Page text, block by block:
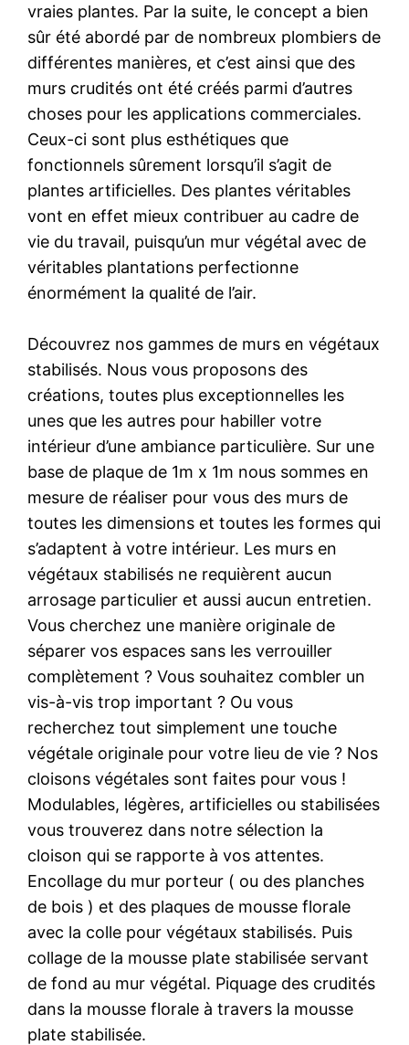
vraies plantes. Par la suite, le concept a bien
sûr été abordé par de nombreux plombiers de
différentes manières, et c’est ainsi que des
murs crudités ont été créés parmi d’autres
choses pour les applications commerciales.
Ceux-ci sont plus esthétiques que
fonctionnels sûrement lorsqu’il s’agit de
plantes artificielles. Des plantes véritables
vont en effet mieux contribuer au cadre de
vie du travail, puisqu’un mur végétal avec de
véritables plantations perfectionne
énormément la qualité de l’air.
Découvrez nos gammes de murs en végétaux
stabilisés. Nous vous proposons des
créations, toutes plus exceptionnelles les
unes que les autres pour habiller votre
intérieur d’une ambiance particulière. Sur une
base de plaque de 1m x 1m nous sommes en
mesure de réaliser pour vous des murs de
toutes les dimensions et toutes les formes qui
s’adaptent à votre intérieur. Les murs en
végétaux stabilisés ne requièrent aucun
arrosage particulier et aussi aucun entretien.
Vous cherchez une manière originale de
séparer vos espaces sans les verrouiller
complètement ? Vous souhaitez combler un
vis-à-vis trop important ? Ou vous
recherchez tout simplement une touche
végétale originale pour votre lieu de vie ? Nos
cloisons végétales sont faites pour vous !
Modulables, légères, artificielles ou stabilisées
vous trouverez dans notre sélection la
cloison qui se rapporte à vos attentes.
Encollage du mur porteur ( ou des planches
de bois ) et des plaques de mousse florale
avec la colle pour végétaux stabilisés. Puis
collage de la mousse plate stabilisée servant
de fond au mur végétal. Piquage des crudités
dans la mousse florale à travers la mousse
plate stabilisée.